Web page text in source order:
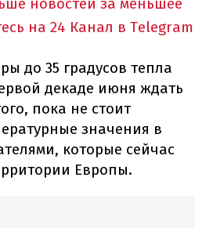
на 24 Канал в Telegram
до 35 градусов тепла
декаде июня ждать
пока не стоит
значения в
которые сейчас
Европы.